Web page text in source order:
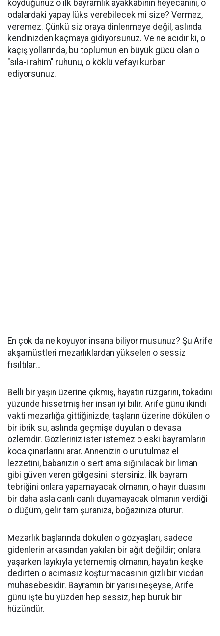
koyduğunuz o ilk bayramlık ayakkabının heyecanını, o
odalardaki yapay lüks verebilecek mi size? Vermez,
veremez. Çünkü siz oraya dinlenmeye değil, aslında
kendinizden kaçmaya gidiyorsunuz. Ve ne acıdır ki, o
kaçış yollarında, bu toplumun en büyük gücü olan o
"sıla-i rahim" ruhunu, o köklü vefayı kurban
ediyorsunuz.
​En çok da ne koyuyor insana biliyor musunuz? Şu Arife
akşamüstleri mezarlıklardan yükselen o sessiz
fısıltılar…
​Belli bir yaşın üzerine çıkmış, hayatın rüzgarını, tokadını
yüzünde hissetmiş her insan iyi bilir. Arife günü ikindi
vakti mezarlığa gittiğinizde, taşların üzerine dökülen o
bir ibrik su, aslında geçmişe duyulan o devasa
özlemdir. Gözleriniz ister istemez o eski bayramların
koca çınarlarını arar. Annenizin o unutulmaz el
lezzetini, babanızın o sert ama sığınılacak bir liman
gibi güven veren gölgesini istersiniz. İlk bayram
tebriğini onlara yapamayacak olmanın, o hayır duasını
bir daha asla canlı canlı duyamayacak olmanın verdiği
o düğüm, gelir tam şuranıza, boğazınıza oturur.
​Mezarlık başlarında dökülen o gözyaşları, sadece
gidenlerin arkasından yakılan bir ağıt değildir; onlara
yaşarken layıkıyla yetememiş olmanın, hayatın keşke
dedirten o acımasız koşturmacasının gizli bir vicdan
muhasebesidir. Bayramın bir yarısı neşeyse, Arife
günü işte bu yüzden hep sessiz, hep buruk bir
hüzündür.